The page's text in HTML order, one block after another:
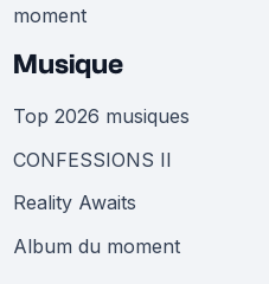
moment
Musique
Top 2026 musiques
CONFESSIONS II
Reality Awaits
Album du moment